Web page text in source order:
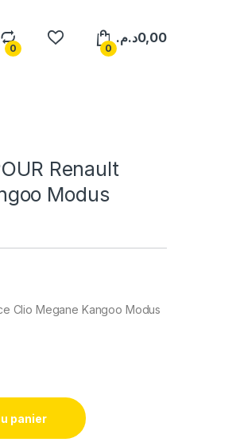
0 0
0,00د.م.
Renault
Modus
Clio Megane Kangoo Modus
Clio Megane Kangoo Modus quantity
panier